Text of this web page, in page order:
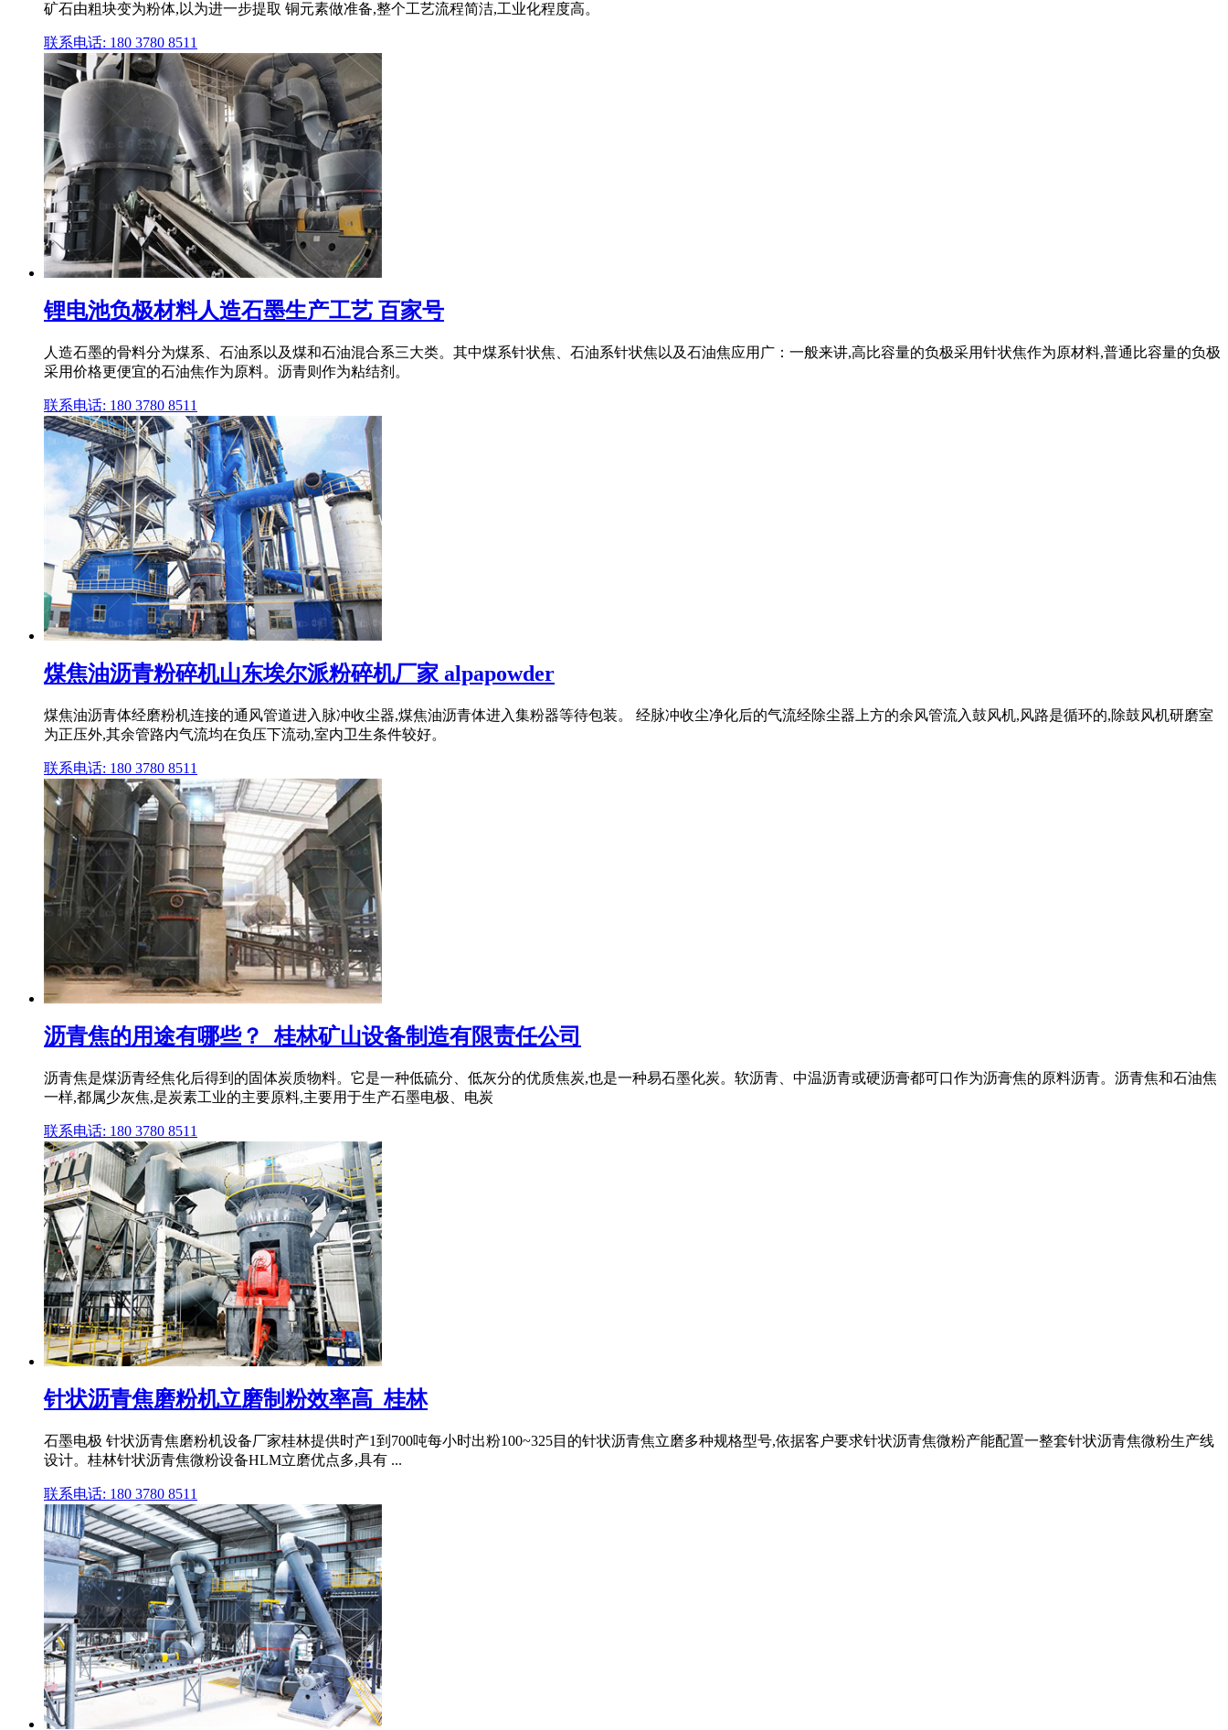
矿石由粗块变为粉体,以为进一步提取 铜元素做准备,整个工艺流程简洁,工业化程度高。
联系电话: 180 3780 8511
锂电池负极材料人造石墨生产工艺 百家号
人造石墨的骨料分为煤系、石油系以及煤和石油混合系三大类。其中煤系针状焦、石油系针状焦以及石油焦应用广：一般来讲,高比容量的负极采用针状焦作为原材料,普通比容量的负极
采用价格更便宜的石油焦作为原料。沥青则作为粘结剂。
联系电话: 180 3780 8511
煤焦油沥青粉碎机山东埃尔派粉碎机厂家 alpapowder
煤焦油沥青体经磨粉机连接的通风管道进入脉冲收尘器,煤焦油沥青体进入集粉器等待包装。 经脉冲收尘净化后的气流经除尘器上方的余风管流入鼓风机,风路是循环的,除鼓风机研磨室
为正压外,其余管路内气流均在负压下流动,室内卫生条件较好。
联系电话: 180 3780 8511
沥青焦的用途有哪些？_桂林矿山设备制造有限责任公司
沥青焦是煤沥青经焦化后得到的固体炭质物料。它是一种低硫分、低灰分的优质焦炭,也是一种易石墨化炭。软沥青、中温沥青或硬沥膏都可口作为沥膏焦的原料沥青。沥青焦和石油焦
一样,都属少灰焦,是炭素工业的主要原料,主要用于生产石墨电极、电炭
联系电话: 180 3780 8511
针状沥青焦磨粉机立磨制粉效率高_桂林
石墨电极 针状沥青焦磨粉机设备厂家桂林提供时产1到700吨每小时出粉100~325目的针状沥青焦立磨多种规格型号,依据客户要求针状沥青焦微粉产能配置一整套针状沥青焦微粉生产线
设计。桂林针状沥青焦微粉设备HLM立磨优点多,具有 ...
联系电话: 180 3780 8511